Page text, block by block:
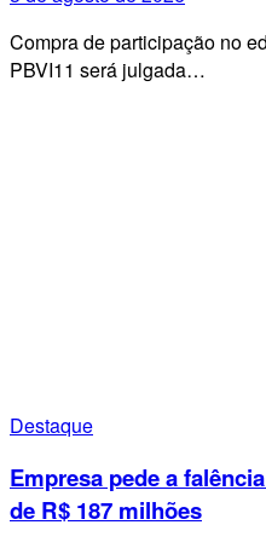
Compra de participação no
PBVI11 será julgada…
Destaque
Empresa pede a
de R$ 187 milhões